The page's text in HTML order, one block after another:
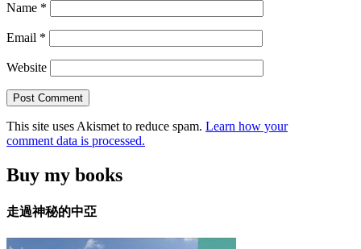
Name *
Email *
Website
This site uses Akismet to reduce spam. Learn how your
comment data is processed.
Buy my books
走過神秘的中亞